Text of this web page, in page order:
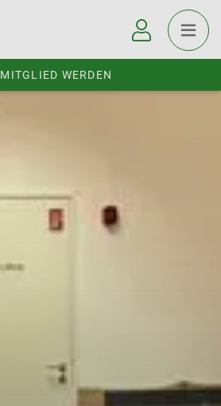
MITGLIED WERDEN